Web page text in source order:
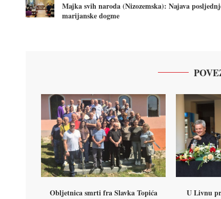
Majka svih naroda (Nizozemska): Najava
marijanske dogme
Obljetnica smrti fra Slavka Topića
U Livnu